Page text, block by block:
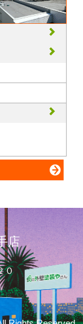
質問してね！
店
０